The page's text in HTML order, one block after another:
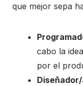
que mejor sepa
cabo la
por el